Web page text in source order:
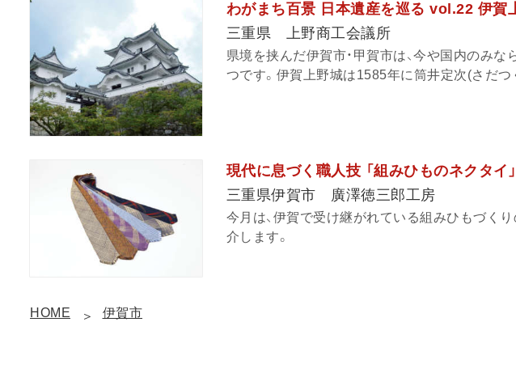
わがまち百景 日本遺産を巡る vol.22 伊賀
三重県 上野商工会議所
県境を挟んだ伊賀市・甲賀市は、今や国内のみ
つです。伊賀上野城は1585年に筒井定次(さだつ
現代に息づく職人技 「組みひものネクタイ」
三重県伊賀市 廣澤徳三郎工房
今月は、伊賀で受け継がれている組みひもづく
介します。
HOME 伊賀市